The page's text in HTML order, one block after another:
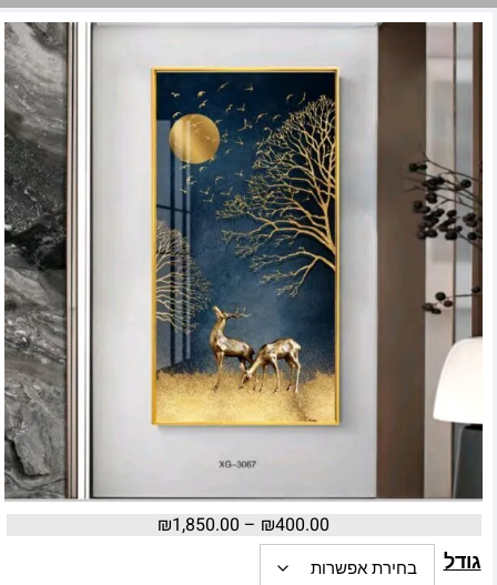
₪400.00
–
₪1,850.00
גודל